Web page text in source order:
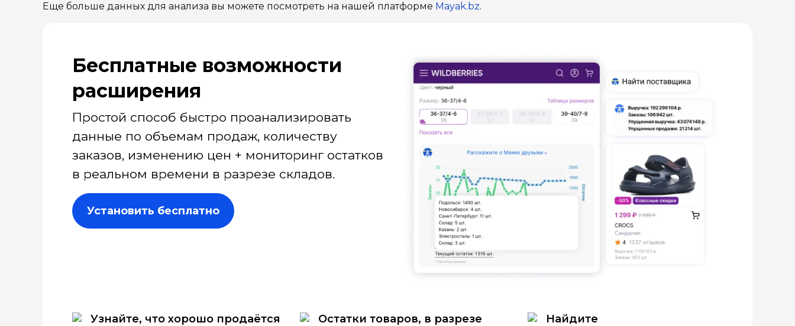
Еще больше данных для анализа вы можете посмотреть на нашей платформе Mayak.bz.
Бесплатные возмож­ности
расширения
Простой способ быстро проанализировать
данные по объемам продаж, количеству
заказов, изменению цен + мониторинг остатков
в реальном времени в разрезе складов.
Установить бесплатно
Узнайте, что хорошо продаётся
Остатки товаров, в разрезе
Найдите